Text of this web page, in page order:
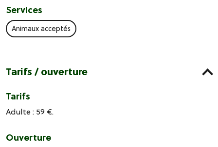
Services
Animaux acceptés
Tarifs / ouverture
Tarifs
Adulte : 59 €.
Ouverture